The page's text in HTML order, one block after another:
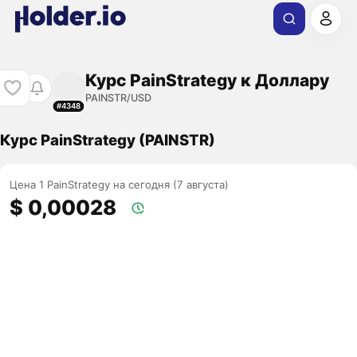
#4348
Курс PainStrategy к Доллару
PAINSTR/USD
Курс PainStrategy (PAINSTR)
Цена 1 PainStrategy на сегодня (7 августа)
$ 0,00028